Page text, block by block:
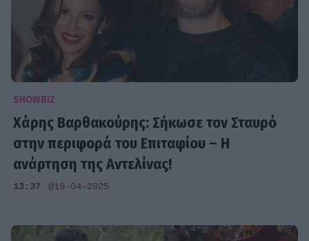
SHOWBIZ
Χάρης Βαρθακούρης: Σήκωσε τον Σταυρό
στην περιφορά του Επιταφίου – Η
ανάρτηση της Αντελίνας!
13:37 @19-04-2025